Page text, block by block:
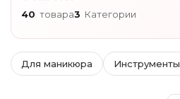
40 товара3 Категории
Для маникюра Инструменты